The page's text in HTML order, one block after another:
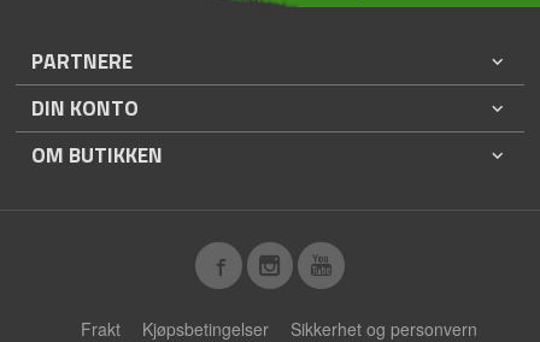
PARTNERE
DIN KONTO
OM BUTIKKEN
Frakt Kjøpsbetingelser
Sikkerhet og personvern